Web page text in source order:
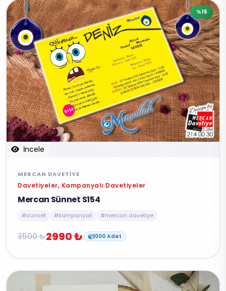
İncele
%15
MERCAN DAVETIYE
Davetiyeler, Kampanyalı Davetiyeler
Mercan Sünnet S154
#sünnet #kampanyali #mercan davetiye
3500 ₺2990 ₺ 1000 Adet